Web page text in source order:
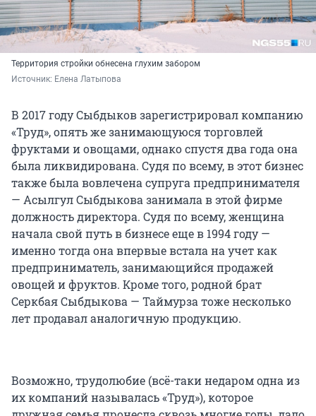
Территория стройки обнесена глухим забором
Источник: Елена Латыпова
В 2017 году Сыбдыков зарегистрировал компанию
«Труд», опять же занимающуюся торговлей
фруктами и овощами, однако спустя два года она
была ликвидирована. Судя по всему, в этот бизнес
также была вовлечена супруга предпринимателя
— Асылгул Сыбдыкова занимала в этой фирме
должность директора. Судя по всему, женщина
начала свой путь в бизнесе еще в 1994 году —
именно тогда она впервые встала на учет как
предприниматель, занимающийся продажей
овощей и фруктов. Кроме того, родной брат
Серкбая Сыбдыкова — Таймурза тоже несколько
лет продавал аналогичную продукцию.
Возможно, трудолюбие (всё-таки недаром одна из
их компаний называлась «Труд»), которое